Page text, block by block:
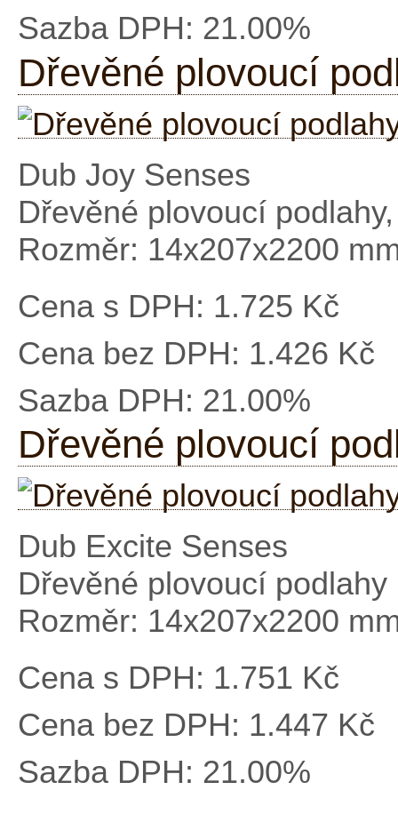
Sazba DPH: 21.00%
Dřevěné plovoucí
Dub Joy Senses
Dřevěné plovoucí
Rozměr: 14x207x2200
Cena s DPH: 1.725 Kč
Cena bez DPH: 1.426 Kč
Sazba DPH: 21.00%
Dřevěné plovoucí
Dub Excite Senses
Dřevěné plovoucí
Rozměr: 14x207x2200
Cena s DPH: 1.751 Kč
Cena bez DPH: 1.447 Kč
Sazba DPH: 21.00%